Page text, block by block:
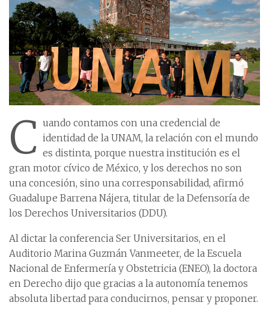
C uando contamos con una credencial de
identidad de la UNAM, la relación con el mundo
es distinta, porque nuestra institución es el
gran motor cívico de México, y los derechos no son
una concesión, sino una corresponsabilidad, afirmó
Guadalupe Barrena Nájera, titular de la Defensoría de
los Derechos Universitarios (DDU).
Al dictar la conferencia Ser Universitarios, en el
Auditorio Marina Guzmán Vanmeeter, de la Escuela
Nacional de Enfermería y Obstetricia (ENEO), la doctora
en Derecho dijo que gracias a la autonomía tenemos
absoluta libertad para conducirnos, pensar y proponer.